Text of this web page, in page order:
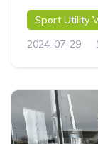
Sport Utility
2024-07-29